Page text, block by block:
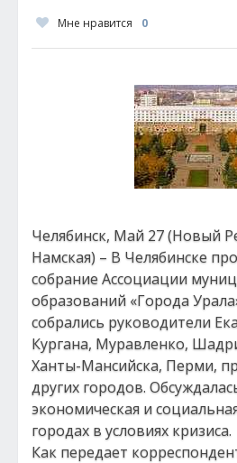
Мне нравится 0
Челябинск, Май 27 (Новый
Намская) – В Челябинске
собрание Ассоциации
образований «Города
собрались руководители
Кургана, Муравленко,
Ханты-Мансийска, Перми,
других городов.
экономическая и
городах в условиях кризиса.
Как передает